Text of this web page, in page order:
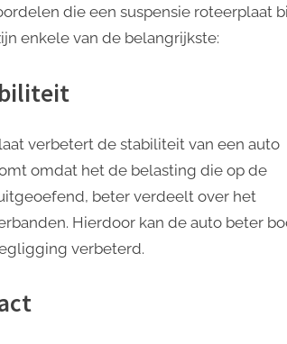
die een suspensie roteerplaat
enkele van de belangrijkste:
verbetert de stabiliteit van een auto
omdat het de belasting die op de
beter verdeelt over het
Hierdoor kan de auto beter
verbeterd.